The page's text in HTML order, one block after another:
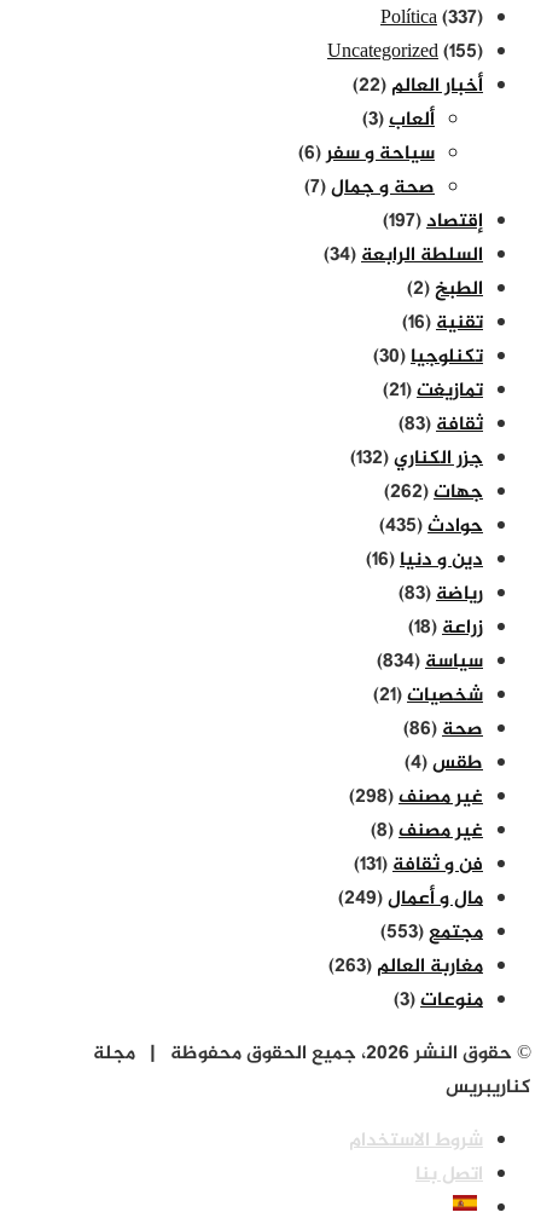
Política(337)
Uncategorized(155)
أخبار العالم(22)
ألعاب(3)
سياحة و سفر(6)
صحة و جمال(7)
إقتصاد(197)
السلطة الرابعة(34)
الطبخ(2)
تقنية(16)
تكنلوجيا(30)
تمازيغت(21)
ثقافة(83)
جزر الكناري(132)
جهات(262)
حوادث(435)
دين و دنيا(16)
رياضة(83)
زراعة(18)
سياسة(834)
شخصيات(21)
صحة(86)
طقس(4)
غير مصنف(298)
غير مصنف(8)
فن و ثقافة(131)
مال و أعمال(249)
مجتمع(553)
مغاربة العالم(263)
منوعات(3)
© حقوق النشر 2026، جميع الحقوق محفوظة | مجلة
كناريبريس
شروط الاستخدام
اتصل بنا